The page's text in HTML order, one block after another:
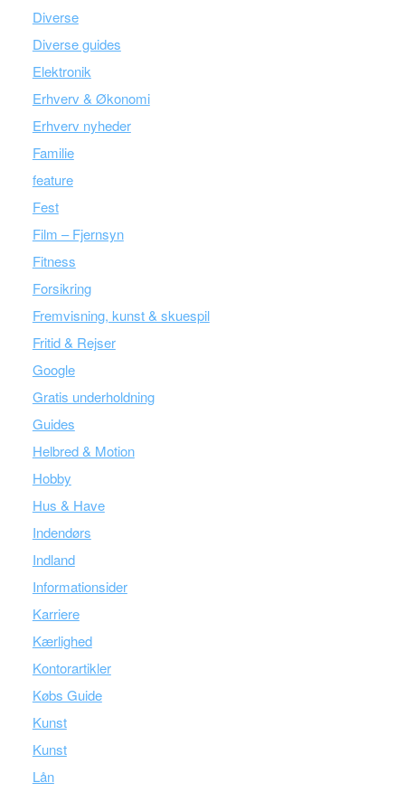
Diverse
Diverse guides
Elektronik
Erhverv & Økonomi
Erhverv nyheder
Familie
feature
Fest
Film – Fjernsyn
Fitness
Forsikring
Fremvisning, kunst & skuespil
Fritid & Rejser
Google
Gratis underholdning
Guides
Helbred & Motion
Hobby
Hus & Have
Indendørs
Indland
Informationsider
Karriere
Kærlighed
Kontorartikler
Købs Guide
Kunst
Kunst
Lån